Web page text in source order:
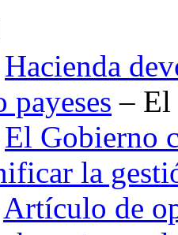
Hacienda
payeses – El
El Gobierno
la
Artículo de